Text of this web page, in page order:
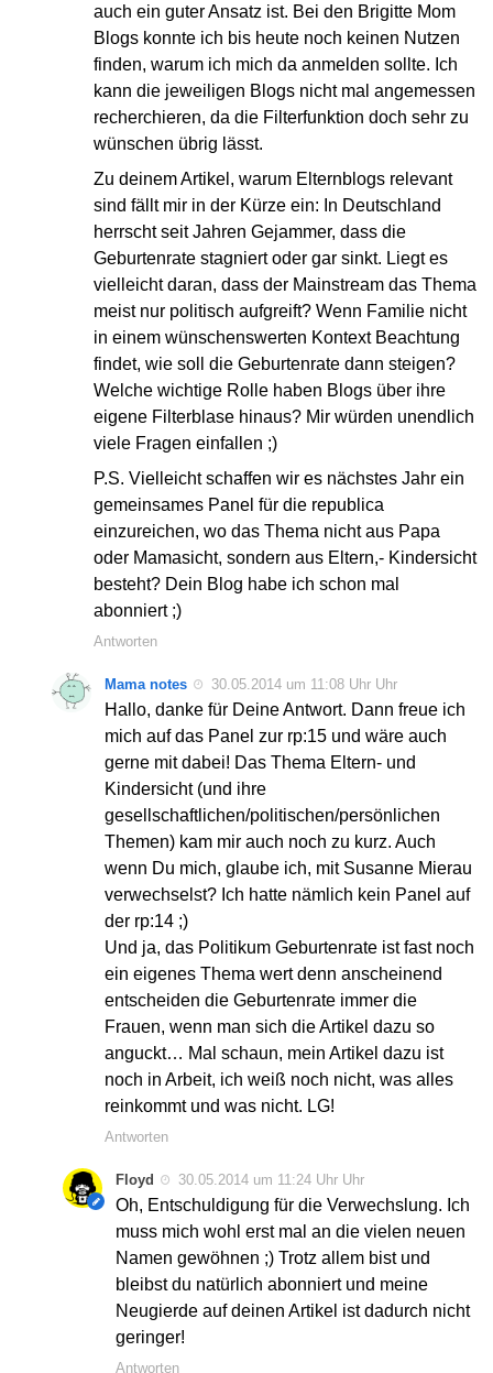
auch ein guter Ansatz ist. Bei den Brigitte Mom
Blogs konnte ich bis heute noch keinen Nutzen
finden, warum ich mich da anmelden sollte. Ich
kann die jeweiligen Blogs nicht mal angemessen
recherchieren, da die Filterfunktion doch sehr zu
wünschen übrig lässt.
Zu deinem Artikel, warum Elternblogs relevant
sind fällt mir in der Kürze ein: In Deutschland
herrscht seit Jahren Gejammer, dass die
Geburtenrate stagniert oder gar sinkt. Liegt es
vielleicht daran, dass der Mainstream das Thema
meist nur politisch aufgreift? Wenn Familie nicht
in einem wünschenswerten Kontext Beachtung
findet, wie soll die Geburtenrate dann steigen?
Welche wichtige Rolle haben Blogs über ihre
eigene Filterblase hinaus? Mir würden unendlich
viele Fragen einfallen ;)
P.S. Vielleicht schaffen wir es nächstes Jahr ein
gemeinsames Panel für die republica
einzureichen, wo das Thema nicht aus Papa
oder Mamasicht, sondern aus Eltern,- Kindersicht
besteht? Dein Blog habe ich schon mal
abonniert ;)
Antworten
Mama notes 30.05.2014 um 11:08 Uhr Uhr
Hallo, danke für Deine Antwort. Dann freue ich
mich auf das Panel zur rp:15 und wäre auch
gerne mit dabei! Das Thema Eltern- und
Kindersicht (und ihre
gesellschaftlichen/politischen/persönlichen
Themen) kam mir auch noch zu kurz. Auch
wenn Du mich, glaube ich, mit Susanne Mierau
verwechselst? Ich hatte nämlich kein Panel auf
der rp:14 ;)
Und ja, das Politikum Geburtenrate ist fast noch
ein eigenes Thema wert denn anscheinend
entscheiden die Geburtenrate immer die
Frauen, wenn man sich die Artikel dazu so
anguckt… Mal schaun, mein Artikel dazu ist
noch in Arbeit, ich weiß noch nicht, was alles
reinkommt und was nicht. LG!
Antworten
Floyd 30.05.2014 um 11:24 Uhr Uhr
Oh, Entschuldigung für die Verwechslung. Ich
muss mich wohl erst mal an die vielen neuen
Namen gewöhnen ;) Trotz allem bist und
bleibst du natürlich abonniert und meine
Neugierde auf deinen Artikel ist dadurch nicht
geringer!
Antworten